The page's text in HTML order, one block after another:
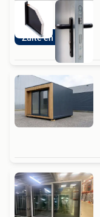
Zulte en Schoten